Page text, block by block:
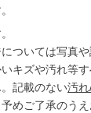
ついては写真
キズや汚れ等
記載のない汚
めご了承のうえ